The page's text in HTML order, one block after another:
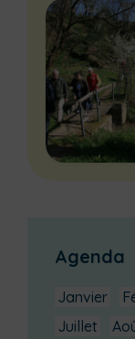
Agenda
Janvier
Juillet